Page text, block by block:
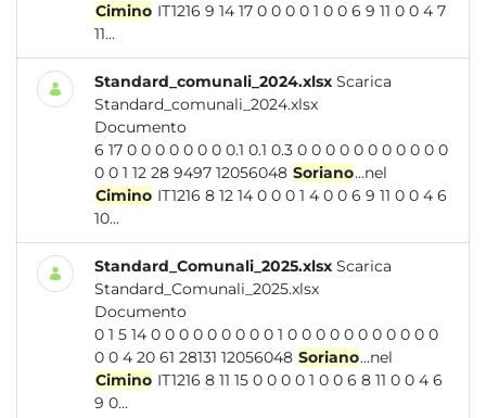
Cimino IT1216 9 14 17 0 0 0 0 1 0 0 6 9 11 0 0 4 7
11...
Standard_comunali_2024.xlsx Scarica
Standard_comunali_2024.xlsx
Documento
6 17 0 0 0 0 0 0 0 0.1 0.1 0.3 0 0 0 0 0 0 0 0 0 0 0
0 0 1 12 28 9497 12056048 Soriano...nel
Cimino IT1216 8 12 14 0 0 0 1 4 0 0 6 9 11 0 0 4 6
10...
Standard_Comunali_2025.xlsx Scarica
Standard_Comunali_2025.xlsx
Documento
0 1 5 14 0 0 0 0 0 0 0 0 0 1 0 0 0 0 0 0 0 0 0 0 0
0 0 4 20 61 28131 12056048 Soriano...nel
Cimino IT1216 8 11 15 0 0 0 0 1 0 0 6 8 11 0 0 4 6
9 0...